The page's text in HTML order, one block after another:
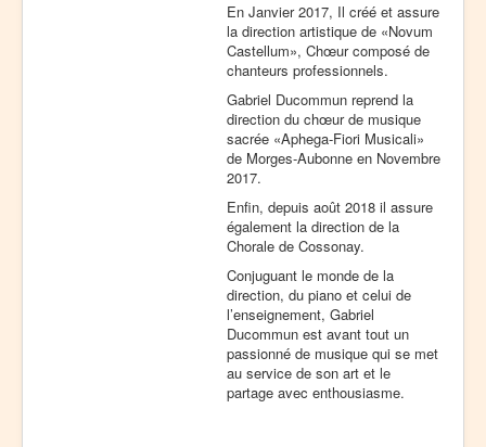
En Janvier 2017, Il créé et assure
la direction artistique de «Novum
Castellum», Chœur composé de
chanteurs professionnels.
Gabriel Ducommun reprend la
direction du chœur de musique
sacrée «Aphega-Fiori Musicali»
de Morges-Aubonne en Novembre
2017.
Enfin, depuis août 2018 il assure
également la direction de la
Chorale de Cossonay.
Conjuguant le monde de la
direction, du piano et celui de
l’enseignement, Gabriel
Ducommun est avant tout un
passionné de musique qui se met
au service de son art et le
partage avec enthousiasme.